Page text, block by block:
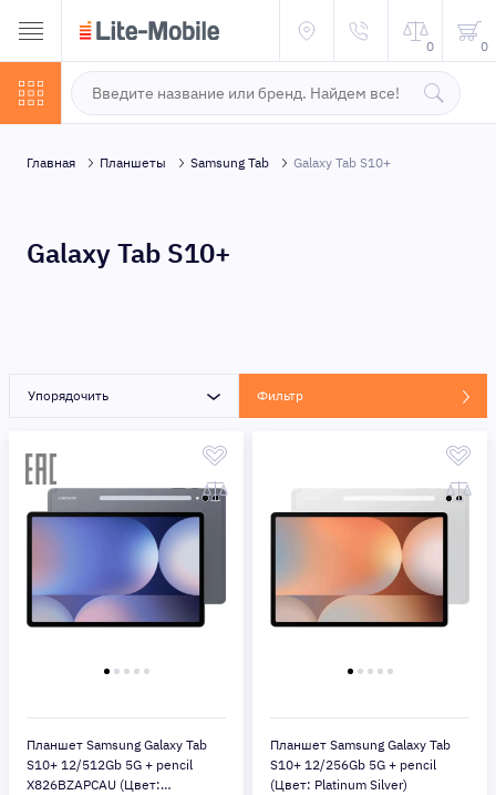
0 0
Главная Планшеты Samsung Tab Galaxy Tab S10+
Galaxy Tab S10+
Упорядочить Фильтр
Планшет Samsung Galaxy Tab
S10+ 12/512Gb 5G + pencil
X826BZAPCAU (Цвет:
Планшет Samsung Galaxy Tab
S10+ 12/256Gb 5G + pencil
(Цвет: Platinum Silver)